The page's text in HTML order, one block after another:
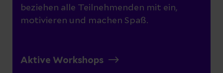
beziehen alle Teilnehmenden mit ein,
motivieren und machen Spaß.
Aktive Workshops